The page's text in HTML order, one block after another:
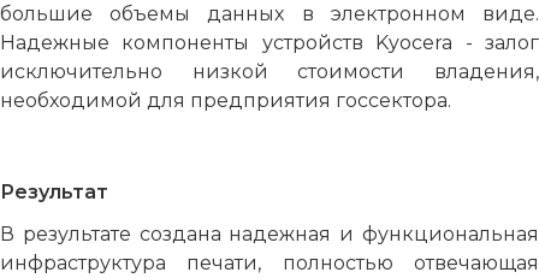
большие объемы данных в электронном виде.
Надежные компоненты устройств Kyocera - залог
исключительно низкой стоимости владения,
необходимой для предприятия госсектора.
Результат
В результате создана надежная и функциональная
инфраструктура печати, полностью отвечающая